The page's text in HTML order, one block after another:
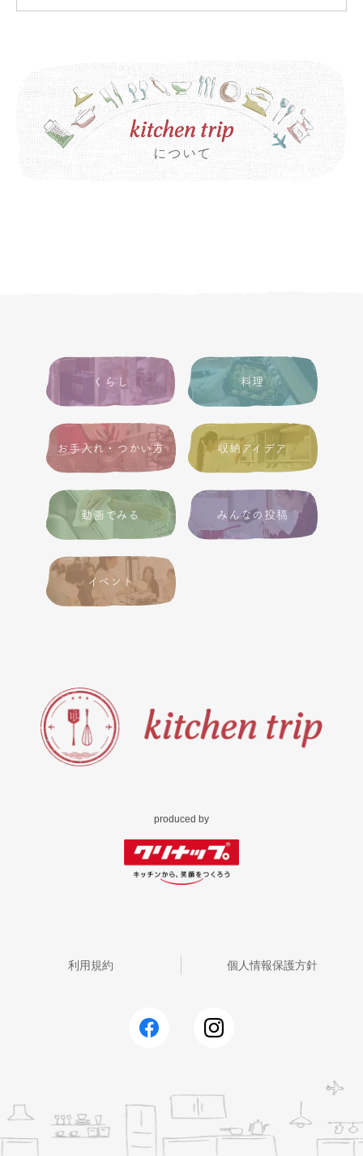
くらし 料理
お手入れ・つかい方 収納アイデア
動画でみる みんなの投稿
イベント
produced by
利用規約 個人情報保護方針